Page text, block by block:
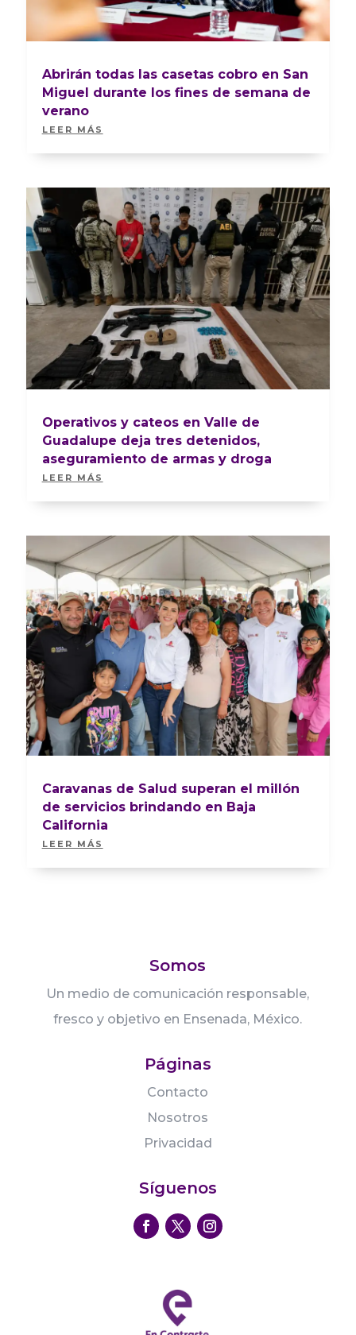
Abrirán todas las casetas cobro en San
Miguel durante los fines de semana de
verano
LEER MÁS
Operativos y cateos en Valle de
Guadalupe deja tres detenidos,
aseguramiento de armas y droga
LEER MÁS
Caravanas de Salud superan el millón
de servicios brindando en Baja
California
LEER MÁS
Somos
Un medio de comunicación responsable,
fresco y objetivo en Ensenada, México.
Páginas
Contacto
Nosotros
Privacidad
Síguenos